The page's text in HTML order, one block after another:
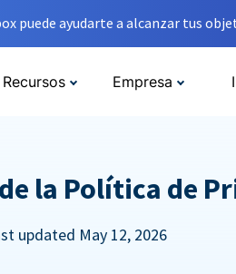
puede ayudarte a alcanzar tus
Recursos Empresa
la Política de
updated May 12, 2026